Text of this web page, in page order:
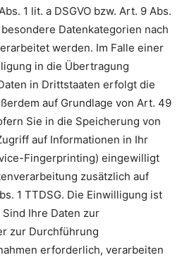
1 lit. a DSGVO bzw. Art. 9 Abs.
besondere Datenkategorien nach
werden. Im Falle einer
in die Übertragung
in Drittstaaten erfolgt die
auf Grundlage von Art. 49
Sie in die Speicherung von
auf Informationen in Ihr
Fingerprinting) eingewilligt
zusätzlich auf
1 TTDSG. Die Einwilligung ist
Ihre Daten zur
zur Durchführung
erforderlich, verarbeiten